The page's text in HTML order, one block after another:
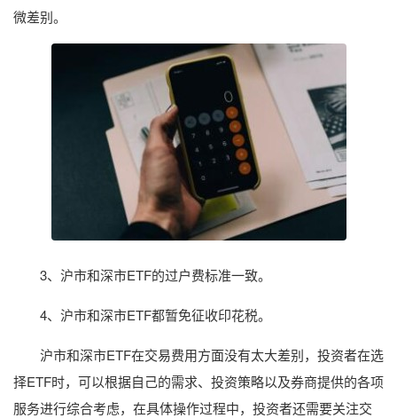
微差别。
3、沪市和深市ETF的过户费标准一致。
4、沪市和深市ETF都暂免征收印花税。
沪市和深市ETF在交易费用方面没有太大差别，投资者在选
择ETF时，可以根据自己的需求、投资策略以及券商提供的各项
服务进行综合考虑，在具体操作过程中，投资者还需要关注交